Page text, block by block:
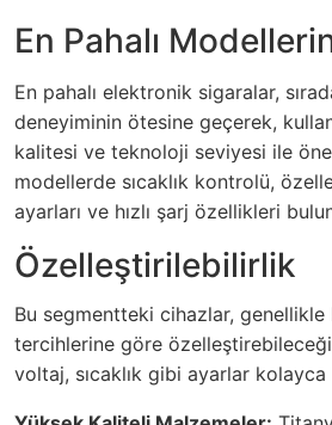
En Pahalı
En pahalı elektronik sigaralar,
deneyiminin ötesine geçerek,
kalitesi ve teknoloji seviyesi ile öne
modellerde sıcaklık kontrolü,
ayarları ve hızlı şarj özellikleri
Özelleştirilebilirlik
Bu segmentteki cihazlar, genellikle
tercihlerine göre
voltaj, sıcaklık gibi ayarlar